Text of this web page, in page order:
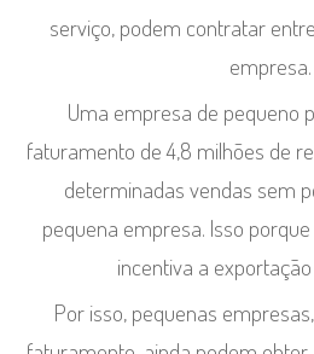
serviço, podem contratar
empresa.
Uma empresa de pequeno
faturamento de 4,8 milhões de
determinadas vendas sem
pequena empresa. Isso
incentiva a
Por isso, pequenas